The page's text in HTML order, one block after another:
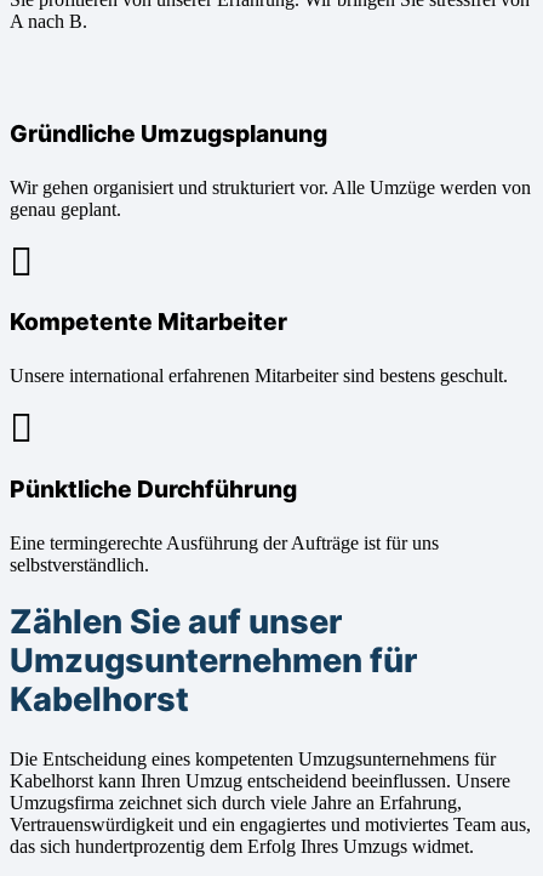
A nach B.
Gründliche Umzugsplanung
Wir gehen organisiert und strukturiert vor. Alle Umzüge werden von
genau geplant.
Kompetente Mitarbeiter
Unsere international erfahrenen Mitarbeiter sind bestens geschult.
Pünktliche Durchführung
Eine termingerechte Ausführung der Aufträge ist für uns
selbstverständlich.
Zählen Sie auf unser
Umzugsunternehmen für
Kabelhorst
Die Entscheidung eines kompetenten Umzugsunternehmens für
Kabelhorst kann Ihren Umzug entscheidend beeinflussen. Unsere
Umzugsfirma zeichnet sich durch viele Jahre an Erfahrung,
Vertrauenswürdigkeit und ein engagiertes und motiviertes Team aus,
das sich hundertprozentig dem Erfolg Ihres Umzugs widmet.